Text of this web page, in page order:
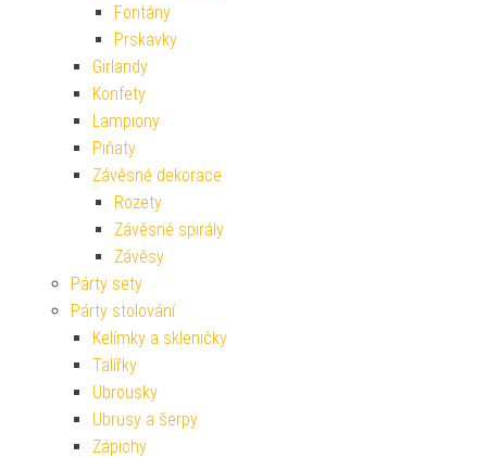
Fontány
Prskavky
Girlandy
Konfety
Lampiony
Piňaty
Závěsné dekorace
Rozety
Závěsné spirály
Závěsy
Párty sety
Párty stolování
Kelímky a skleničky
Talířky
Ubrousky
Ubrusy a šerpy
Zápichy